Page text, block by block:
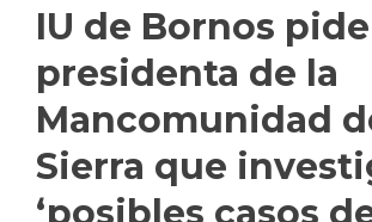
IU de Bornos
presidenta de la
Mancomunidad
Sierra que